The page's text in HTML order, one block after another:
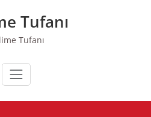
Tufanı
Tufanı